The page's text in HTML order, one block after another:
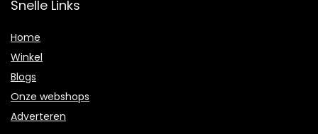
Snelle Links
Home
Winkel
Blogs
Onze webshops
Adverteren